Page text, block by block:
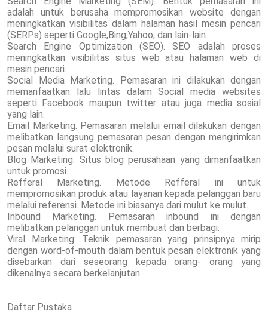
adalah untuk berusaha mempromosikan website dengan
meningkatkan visibilitas dalam halaman hasil mesin pencari
(SERPs) seperti Google,Bing,Yahoo, dan lain-lain.
Search Engine Optimization (SEO). SEO adalah proses
meningkatkan visibilitas situs web atau halaman web di
mesin pencari.
Social Media Marketing. Pemasaran ini dilakukan dengan
memanfaatkan lalu lintas dalam Social media websites
seperti Facebook maupun twitter atau juga media sosial
yang lain.
Email Marketing. Pemasaran melalui email dilakukan dengan
melibatkan langsung pemasaran pesan dengan mengirimkan
pesan melalui surat elektronik.
Blog Marketing. Situs blog perusahaan yang dimanfaatkan
untuk promosi.
Refferal Marketing. Metode Refferal ini untuk
mempromosikan produk atau layanan kepada pelanggan baru
melalui referensi. Metode ini biasanya dari mulut ke mulut.
Inbound Marketing. Pemasaran inbound ini dengan
melibatkan pelanggan untuk membuat dan berbagi.
Viral Marketing. Teknik pemasaran yang prinsipnya mirip
dengan word-of-mouth dalam bentuk pesan elektronik yang
disebarkan dari seseorang kepada orang- orang yang
dikenalnya secara berkelanjutan.
Daftar Pustaka